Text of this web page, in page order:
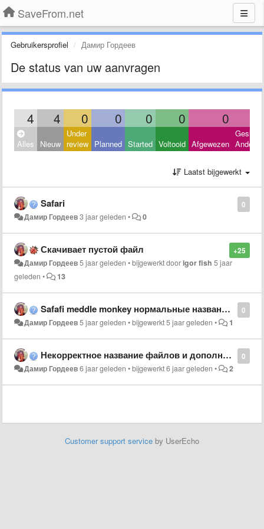
SaveFrom.net
Gebruikersprofiel Дамир Гордеев
De status van uw aanvragen
4 4 0 0 0 0 0
Alles Nieuw
Under
review Planned Started Voltooid Afgewezen Andere
Laatst bijgewerkt
0
Safari
Дамир Гордеев3 jaar geleden • 0
+25
Скачивает пустой файл
Дамир Гордеев5 jaar geleden •bijgewerkt doorigor fish 5 jaar
geleden • 13
0
Safafi meddle monkey нормальные названия и скачивания без лишних кнопок
Дамир Гордеев5 jaar geleden •bijgewerkt5 jaar geleden • 1
0
Некорректное название файлов и дополнительные нажатия.
Дамир Гордеев6 jaar geleden •bijgewerkt6 jaar geleden • 2
Customer support service by UserEcho